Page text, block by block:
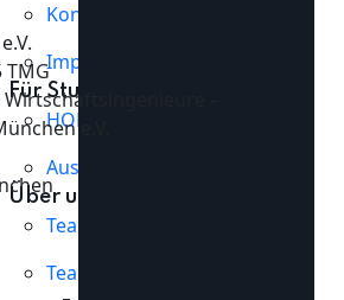
Kontakt
Impressum
Für Studierende
HOKO Xplore
Aussteller 2025
Über uns
Team 2026
Teamhistorie
TMG
–
e.V.